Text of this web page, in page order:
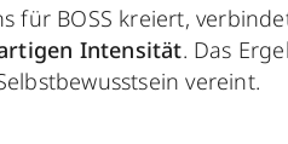
für BOSS kreiert,
Intensität. Das
vereint.